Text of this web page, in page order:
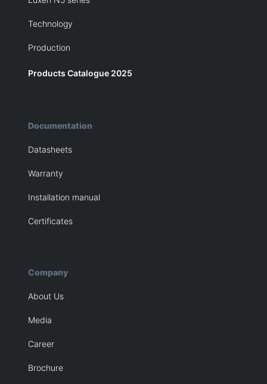
Technology
Production
Products Catalogue 2025
Documentation
Datasheets
Warranty
Installation manual
Certificates
Company
About Us
Media
Career
Brochure